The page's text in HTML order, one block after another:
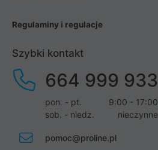
Regulaminy i regulacje
Szybki kontakt
664 999 933
pon. - pt.
9:00 - 17:00
sob. - niedz.
nieczynne
pomoc@proline.pl